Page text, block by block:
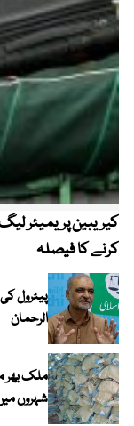
کرنے کا فیصلہ
الرحمان
ملک بھر
شہروں میں 20 کلو تھیلا 100 روپے